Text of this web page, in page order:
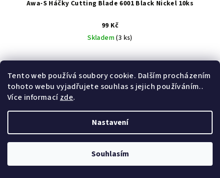
Tento web používá soubory cookie. Dalším procházením
tohoto webu vyjadřujete souhlas s jejich používáním..
Více informacízde.
Nastavení
Souhlasím
Awa-S Háčky Cutting Blade 6001 Black Nickel 10ks
99 Kč
Skladem(3 ks)
Detail
NEJŠETRNĚJŠÍ HÁČKY NA TRHU! První boilie háčky s
CUTTINGOVOU špičkou bez protihrotu.